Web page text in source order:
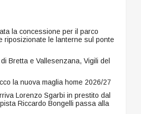
la concessione per il parco
riposizionate le lanterne sul ponte
Bretta e Vallesenzana, Vigili del
la nuova maglia home 2026/27
Lorenzo Sgarbi in prestito dal
Riccardo Bongelli passa alla